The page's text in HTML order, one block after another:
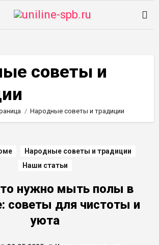
советы и
Народные советы и традиции
Народные советы и традиции
Наши статьи
нужно мыть полы в
советы для чистоты и
уюта